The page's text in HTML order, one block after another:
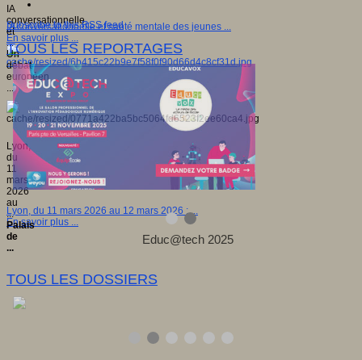
IA conversationnelle et santé mentale des jeunes ...
En savoir plus ...
Lyon, du 11 mars 2026 au 12 mars 2026 : ...
En savoir plus ...
IA
conversationnelle
et
...
Un
débat
européen
...
Lyon,
du
11
mars
2026
au
...
Palais
de
...
Subscribe to this RSS feed
TOUS LES REPORTAGES
TOUS LES DOSSIERS